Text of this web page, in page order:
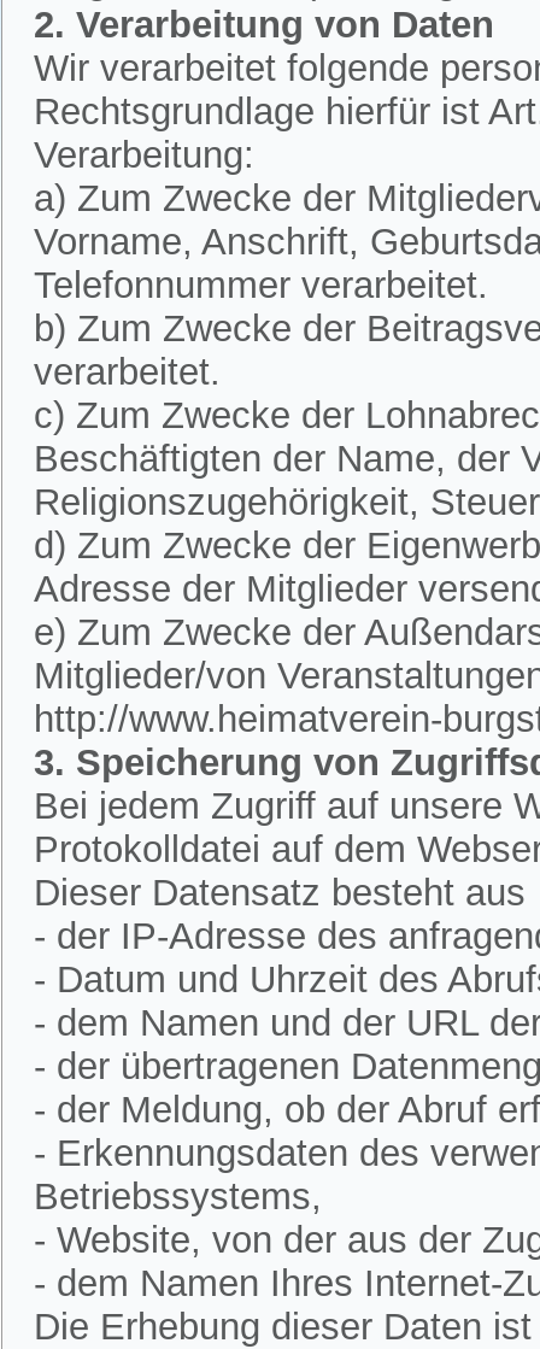
2. Verarbeitung von Daten
Wir verarbeitet folgende
Rechtsgrundlage hierfür ist
Verarbeitung:
a) Zum Zwecke der
Vorname, Anschrift,
Telefonnummer verarbeitet.
b) Zum Zwecke der
verarbeitet.
c) Zum Zwecke der
Beschäftigten der Name, der
Religionszugehörigkeit,
d) Zum Zwecke der
Adresse der Mitglieder
e) Zum Zwecke der
Mitglieder/von
http://www.heimatverein-
3. Speicherung von
Bei jedem Zugriff auf unsere
Protokolldatei auf dem
Dieser Datensatz besteht aus
- der IP-Adresse des
- Datum und Uhrzeit des
- dem Namen und der URL
- der übertragenen
- der Meldung, ob der Abruf
- Erkennungsdaten des
Betriebssystems,
- Website, von der aus der
- dem Namen Ihres Internet-
Die Erhebung dieser Daten